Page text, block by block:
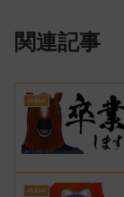
関連記事
vtuber
vtuber